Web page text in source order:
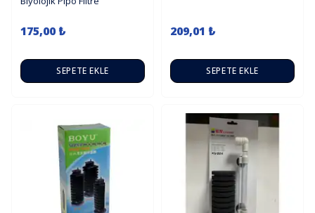
175,00 ₺
SEPETE EKLE
209,01 ₺
SEPETE EKLE